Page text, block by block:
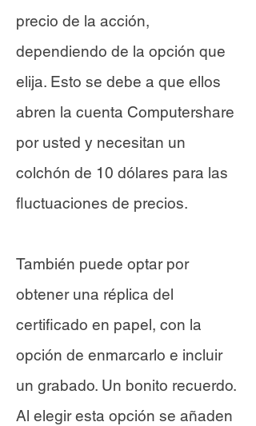
precio de la acción,
dependiendo de la opción que
elija. Esto se debe a que ellos
abren la cuenta Computershare
por usted y necesitan un
colchón de 10 dólares para las
fluctuaciones de precios.
También puede optar por
obtener una réplica del
certificado en papel, con la
opción de enmarcarlo e incluir
un grabado. Un bonito recuerdo.
Al elegir esta opción se añaden